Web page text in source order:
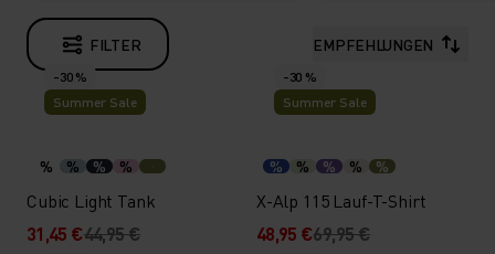
FILTER EMPFEHLUNGEN
-30 %
Summer Sale
% % % %
Cubic Light Tank
31,45 €44,95 €
-30 %
Summer Sale
% % % % %
X-Alp 115 Lauf-T-Shirt
48,95 €69,95 €